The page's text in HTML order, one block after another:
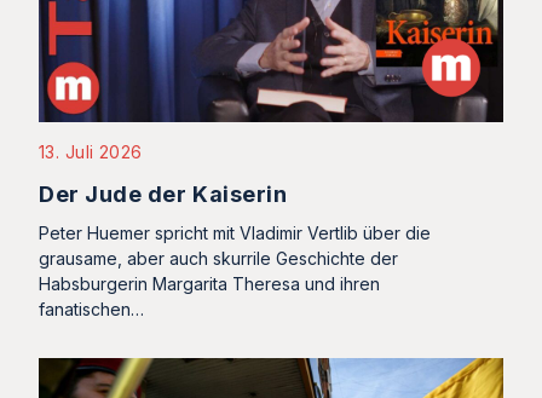
13. Juli 2026
Der Jude der Kaiserin
Peter Huemer spricht mit Vladimir Vertlib über die
grausame, aber auch skurrile Geschichte der
Habsburgerin Margarita Theresa und ihren
fanatischen…